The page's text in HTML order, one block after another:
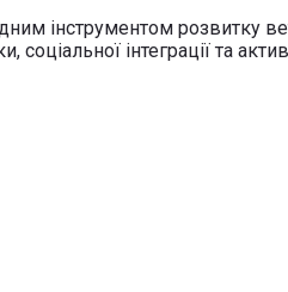
інструментом розвитку
інтеграції та